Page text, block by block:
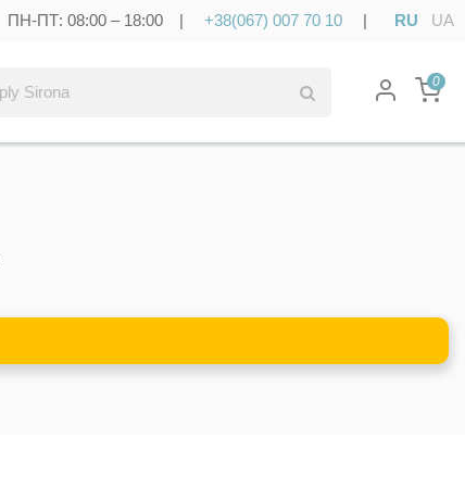
ПН-ПТ: 08:00 – 18:00 | +38(067) 007 70 10 | RU UA
0